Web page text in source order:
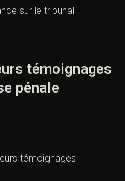
Justice.fr sur
sur le tribunal